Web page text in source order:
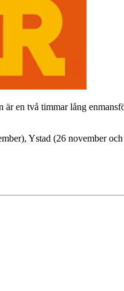
en två timmar lång
Ystad (26 november